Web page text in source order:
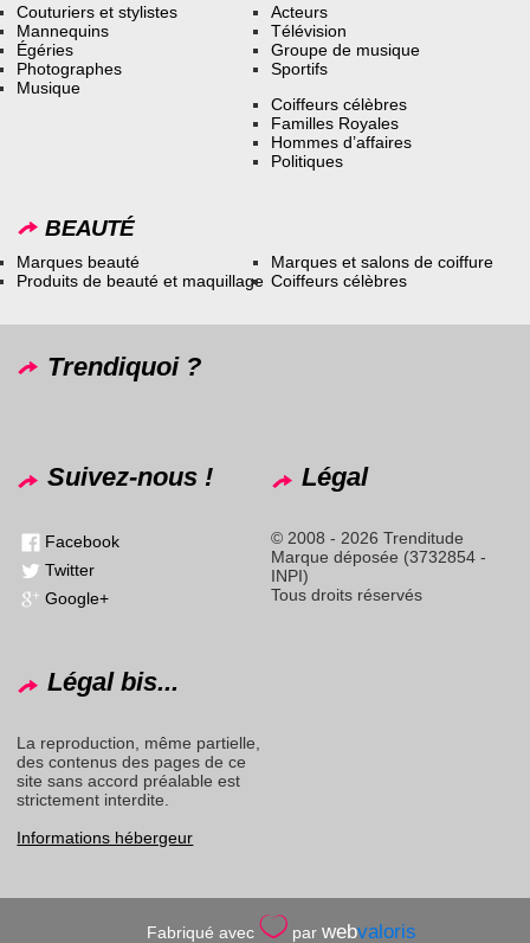
Couturiers et stylistes
Mannequins
Égéries
Photographes
Musique
Acteurs
Télévision
Groupe de musique
Sportifs
Coiffeurs célèbres
Familles Royales
Hommes d’affaires
Politiques
BEAUTÉ
Marques beauté
Produits de beauté et maquillage
Marques et salons de coiffure
Coiffeurs célèbres
Trendiquoi ?
Suivez-nous !
Facebook
Twitter
Google+
Légal
© 2008 - 2026 Trenditude
Marque déposée (3732854 -
INPI)
Tous droits réservés
Légal bis...
La reproduction, même partielle,
des contenus des pages de ce
site sans accord préalable est
strictement interdite.
Informations hébergeur
Fabriqué avec parwebvaloris